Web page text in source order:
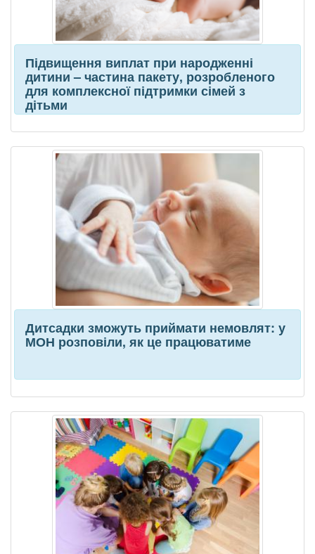
Підвищення виплат при народженні
дитини – частина пакету, розробленого
для комплексної підтримки сімей з
дітьми
Дитсадки зможуть приймати немовлят: у
МОН розповіли, як це працюватиме